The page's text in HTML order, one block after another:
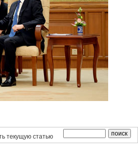
текущую статью